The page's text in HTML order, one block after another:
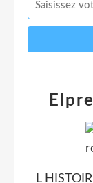
L